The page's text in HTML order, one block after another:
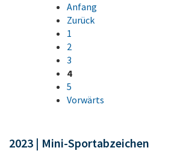
Anfang
Zurück
1
2
3
4
5
Vorwärts
2023 | Mini-Sportabzeichen